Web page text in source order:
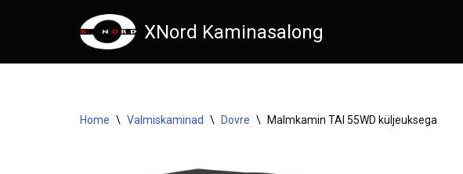
to
XNord Kaminasalong
Home \ Valmiskaminad \ Dovre \ Malmkamin TAI 55WD küljeuksega